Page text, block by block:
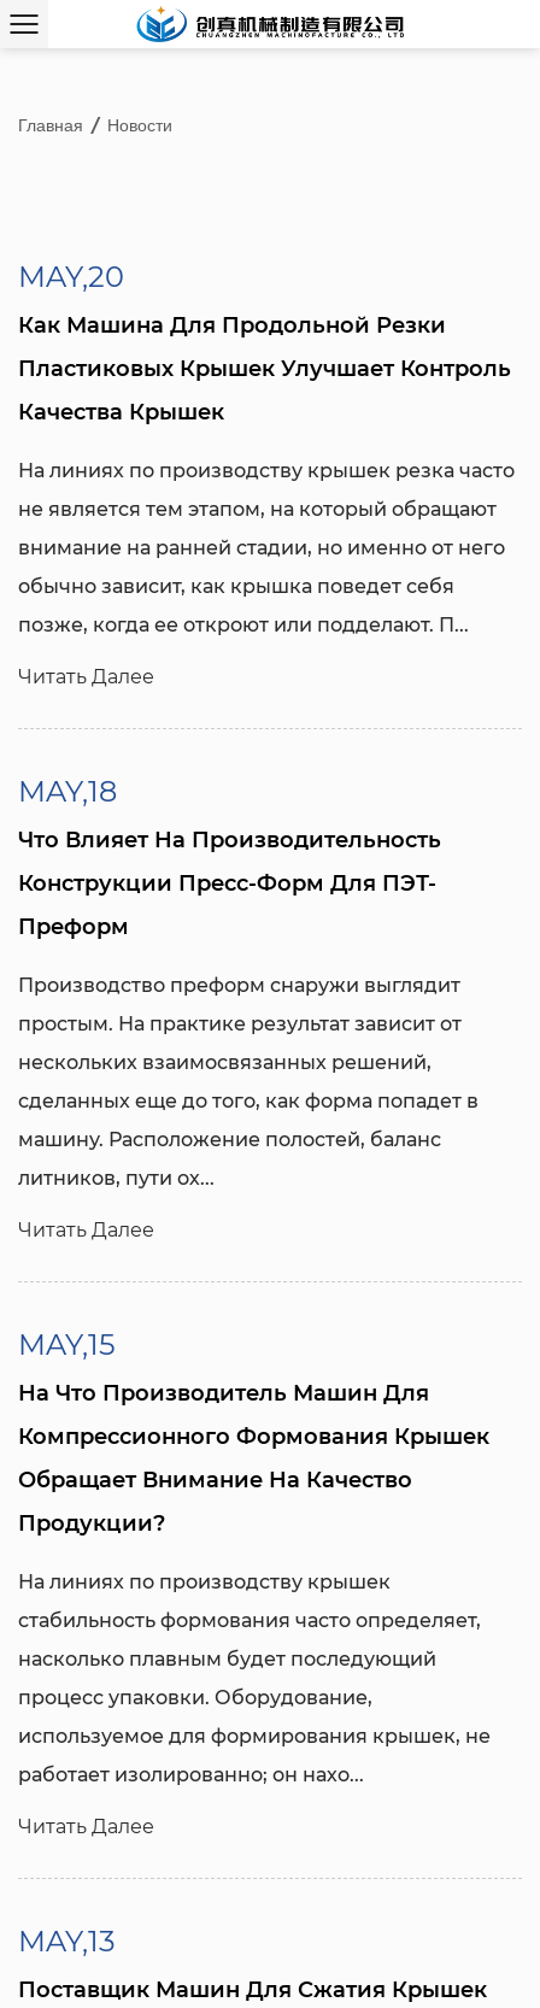
Главная / Новости
MAY,20
Как Машина Для Продольной Резки
Пластиковых Крышек Улучшает Контроль
Качества Крышек
На линиях по производству крышек резка часто
не является тем этапом, на который обращают
внимание на ранней стадии, но именно от него
обычно зависит, как крышка поведет себя
позже, когда ее откроют или подделают. П...
Читать Далее
MAY,18
Что Влияет На Производительность
Конструкции Пресс-Форм Для ПЭТ-
Преформ
Производство преформ снаружи выглядит
простым. На практике результат зависит от
нескольких взаимосвязанных решений,
сделанных еще до того, как форма попадет в
машину. Расположение полостей, баланс
литников, пути ох...
Читать Далее
MAY,15
На Что Производитель Машин Для
Компрессионного Формования Крышек
Обращает Внимание На Качество
Продукции?
На линиях по производству крышек
стабильность формования часто определяет,
насколько плавным будет последующий
процесс упаковки. Оборудование,
используемое для формирования крышек, не
работает изолированно; он нахо...
Читать Далее
MAY,13
Поставщик Машин Для Сжатия Крышек